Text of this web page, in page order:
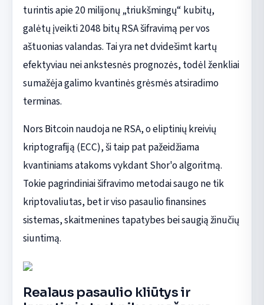
turintis apie 20 milijonų „triukšmingų“ kubitų,
galėtų įveikti 2048 bitų RSA šifravimą per vos
aštuonias valandas. Tai yra net dvidešimt kartų
efektyviau nei ankstesnės prognozės, todėl ženkliai
sumažėja galimo kvantinės grėsmės atsiradimo
terminas.
Nors Bitcoin naudoja ne RSA, o eliptinių kreivių
kriptografiją (ECC), ši taip pat pažeidžiama
kvantiniams atakoms vykdant Shor'o algoritmą.
Tokie pagrindiniai šifravimo metodai saugo ne tik
kriptovaliutas, bet ir viso pasaulio finansines
sistemas, skaitmenines tapatybes bei saugią žinučių
siuntimą.
Realaus pasaulio kliūtys ir